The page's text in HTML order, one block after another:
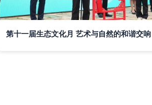
第十一届生态文化月 艺术与自然的和谐交响